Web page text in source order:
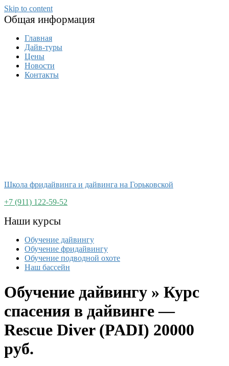
Skip to content
Общая информация
Главная
Дайв-туры
Цены
Новости
Контакты
Школа фридайвинга и дайвинга на Горьковской
+7 (911) 122-59-52
Наши курсы
Обучение дайвингу
Обучение фридайвингу
Обучение подводной охоте
Наш бассейн
Обучение дайвингу » Курс
спасения в дайвинге —
Rescue Diver (PADI) 20000
руб.